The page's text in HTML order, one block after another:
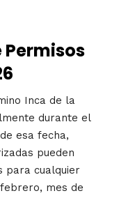
Inca de la
durante el
esa fecha,
pueden
para cualquier
mes de